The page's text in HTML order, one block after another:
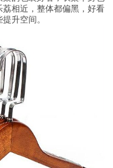
相近，整体都偏黑，好看
升空间。